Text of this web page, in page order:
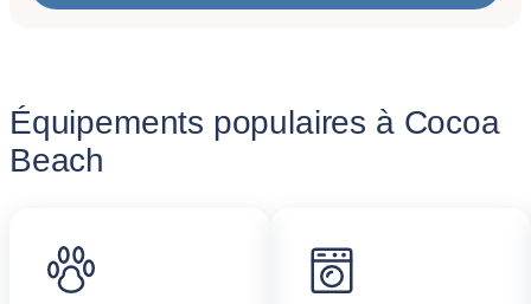
Équipements populaires à Cocoa
Beach